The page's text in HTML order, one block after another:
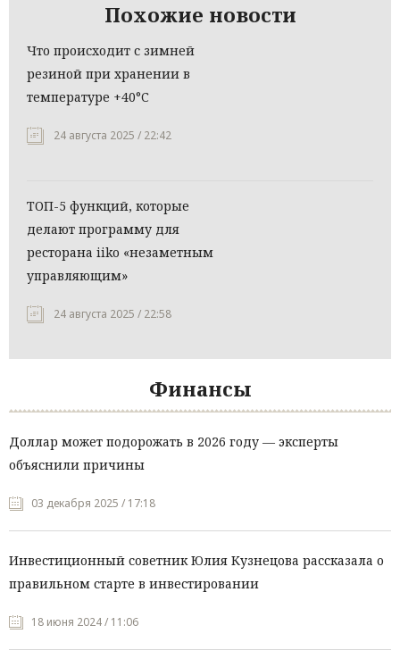
Похожие новости
Что происходит с зимней
резиной при хранении в
температуре +40°C
24 августа 2025 / 22:42
ТОП-5 функций, которые
делают программу для
ресторана iiko «незаметным
управляющим»
24 августа 2025 / 22:58
Финансы
Доллар может подорожать в 2026 году — эксперты
объяснили причины
03 декабря 2025 / 17:18
Инвестиционный советник Юлия Кузнецова рассказала о
правильном старте в инвестировании
18 июня 2024 / 11:06